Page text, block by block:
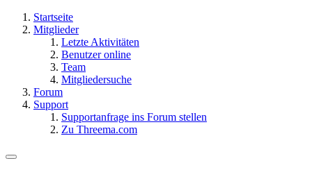
Startseite
Mitglieder
Letzte Aktivitäten
Benutzer online
Team
Mitgliedersuche
Forum
Support
Supportanfrage ins Forum stellen
Zu Threema.com